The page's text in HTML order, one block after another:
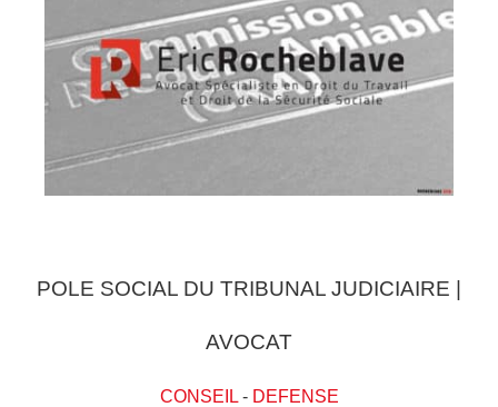
POLE SOCIAL DU TRIBUNAL JUDICIAIRE |
AVOCAT
CONSEIL- DEFENSE